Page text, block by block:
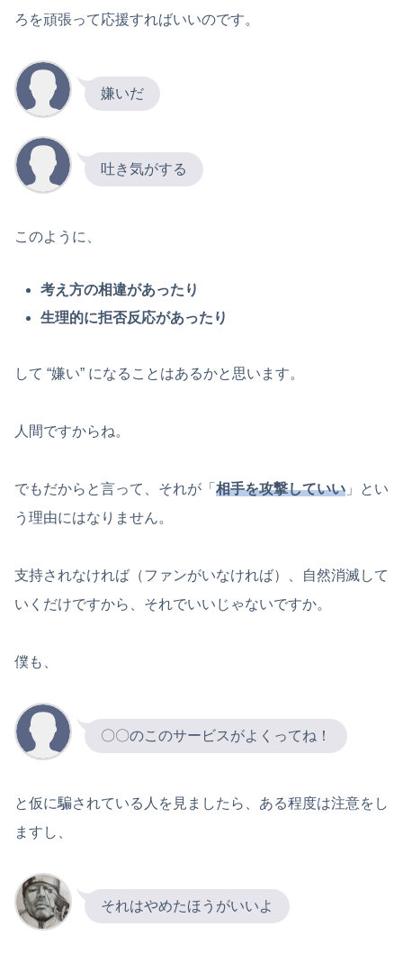
ろを頑張って応援すればいいのです。
嫌いだ
吐き気がする
このように、
考え方の相違があったり
生理的に拒否反応があったり
して “嫌い” になることはあるかと思います。
人間ですからね。
でもだからと言って、それが「 相手を攻撃していい 」とい
う理由にはなりません。
支持されなければ（ファンがいなければ）、自然消滅して
いくだけですから、それでいいじゃないですか。
僕も、
〇〇のこのサービスがよくってね！
と仮に騙されている人を見ましたら、ある程度は注意をし
ますし、
それはやめたほうがいいよ